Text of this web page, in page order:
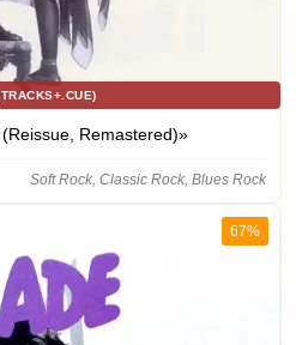
Remastered)»
Soft Rock, Classic Rock, Blues Rock
67%